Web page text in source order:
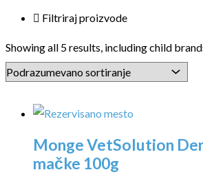
Filtriraj proizvode
Showing all 5 results, including child
Monge VetSolution
mačke 100g